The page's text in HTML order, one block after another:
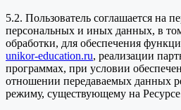
5.2. Пользователь соглашается на
персональных и иных данных, в
обработки, для обеспечения
unikor-education.ru, реализации
программах, при условии
отношении передаваемых данных
режиму, существующему на